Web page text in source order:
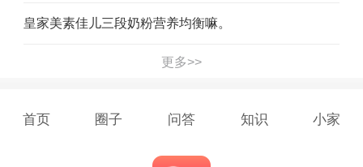
皇家美素佳儿三段奶粉营养均衡嘛。
更多>>
首页 圈子 问答 知识 小家